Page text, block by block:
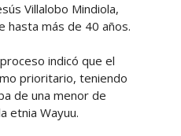
Villalobo Mindiola,
hasta más de 40 años.
indicó que el
prioritario, teniendo
de una menor de
etnia Wayuu.